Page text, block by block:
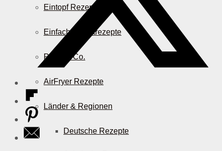
Eintopf Rezepte
Einfache Salatrezepte
Pizza & Co.
AirFryer Rezepte
Länder & Regionen
Deutsche Rezepte